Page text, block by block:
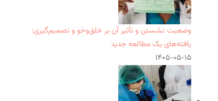
وضعیت نشستن و تأثیر آن بر خلق‌وخو و تصمیم‌گیری:
یافته‌های یک مطالعه جدید
۱۴۰۵-۰۵-۱۵